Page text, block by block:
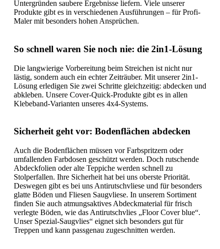
Untergründen saubere Ergebnisse liefern. Viele unserer
Produkte gibt es in verschiedenen Ausführungen – für Profi-
Maler mit besonders hohen Ansprüchen.
So schnell waren Sie noch nie: die 2in1-Lösung
Die langwierige Vorbereitung beim Streichen ist nicht nur
lästig, sondern auch ein echter Zeiträuber. Mit unserer 2in1-
Lösung erledigen Sie zwei Schritte gleichzeitig: abdecken und
abkleben. Unsere Cover-Quick-Produkte gibt es in allen
Klebeband-Varianten unseres 4x4-Systems.
Sicherheit geht vor: Bodenflächen abdecken
Auch die Bodenflächen müssen vor Farbspritzern oder
umfallenden Farbdosen geschützt werden. Doch rutschende
Abdeckfolien oder alte Teppiche werden schnell zu
Stolperfallen. Ihre Sicherheit hat bei uns oberste Priorität.
Deswegen gibt es bei uns Antirutschvliese und für besonders
glatte Böden und Fliesen Saugvliese. In unserem Sortiment
finden Sie auch atmungsaktives Abdeckmaterial für frisch
verlegte Böden, wie das Antirutschvlies „Floor Cover blue“.
Unser Spezial-Saugvlies“ eignet sich besonders gut für
Treppen und kann passgenau zugeschnitten werden.